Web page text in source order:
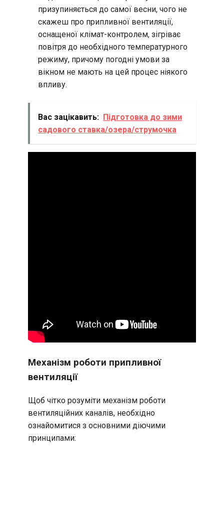
призупиняється до самої весни, чого не
скажеш про припливної вентиляції,
оснащеної клімат-контролем, зігріває
повітря до необхідного температурного
режиму, причому погодні умови за
вікном не мають на цей процес ніякого
впливу.
Вас зацікавить: Підготовка до зими
садового ставка/озера/струмочка
Механізм роботи припливної
вентиляції
Щоб чітко розуміти механізм роботи
вентиляційних каналів, необхідно
ознайомитися з основними діючими
принципами: